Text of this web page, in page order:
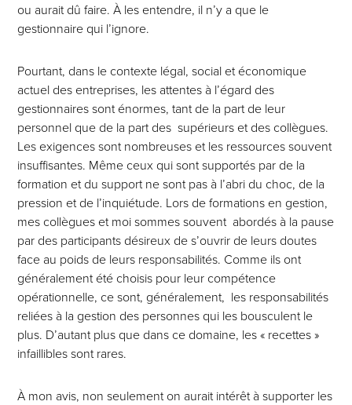
ou aurait dû faire. À les entendre, il n’y a que le
gestionnaire qui l’ignore.
Pourtant, dans le contexte légal, social et économique
actuel des entreprises, les attentes à l’égard des
gestionnaires sont énormes, tant de la part de leur
personnel que de la part des supérieurs et des collègues.
Les exigences sont nombreuses et les ressources souvent
insuffisantes. Même ceux qui sont supportés par de la
formation et du support ne sont pas à l’abri du choc, de la
pression et de l’inquiétude. Lors de formations en gestion,
mes collègues et moi sommes souvent abordés à la pause
par des participants désireux de s’ouvrir de leurs doutes
face au poids de leurs responsabilités. Comme ils ont
généralement été choisis pour leur compétence
opérationnelle, ce sont, généralement, les responsabilités
reliées à la gestion des personnes qui les bousculent le
plus. D’autant plus que dans ce domaine, les « recettes »
infaillibles sont rares.
À mon avis, non seulement on aurait intérêt à supporter les